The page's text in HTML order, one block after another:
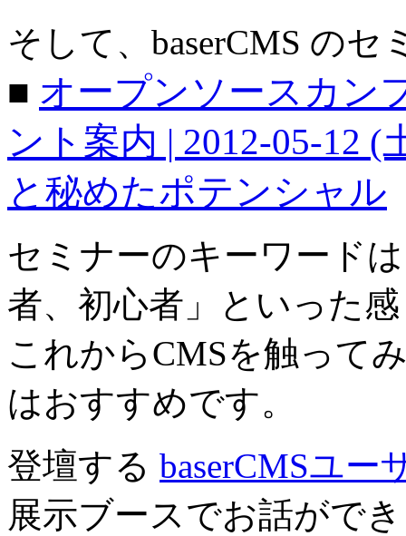
そして、baserCMS の
■ オープンソースカン
ント案内 | 2012-05-12 (
と秘めたポテンシャル
セミナーのキーワード
者、初心者」といった
これからCMSを触って
はおすすめです。
登壇する baserCMSユー
展示ブースでお話がで